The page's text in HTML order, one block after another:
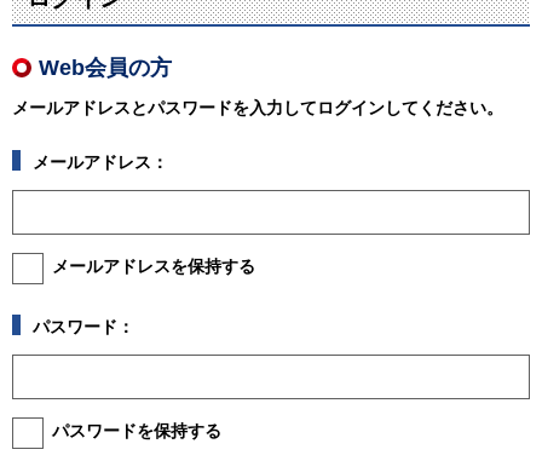
Web会員の方
メールアドレスとパスワードを入力してログインしてください。
メールアドレス：
メールアドレスを保持する
パスワード：
パスワードを保持する